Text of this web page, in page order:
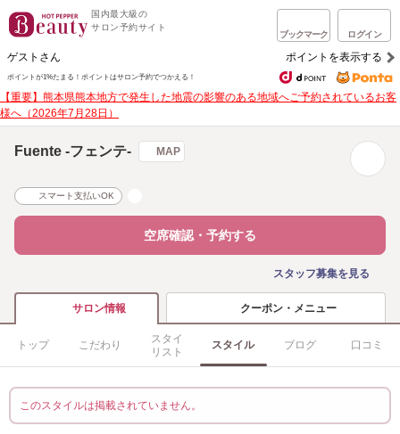
国内最大級の
サロン予約サイト
ブックマーク ログイン
ゲストさん ポイントを表示する
ポイントが1%たまる！ ポイントはサロン予約でつかえる！
【重要】熊本県熊本地方で発生した地震の影響のある地域へご予約されているお客
様へ（2026年7月28日）
Fuente -フェンテ- MAP
スマート支払いOK
空席確認・予約する
スタッフ募集を見る
サロン情報 クーポン・メニュー
トップ こだわり
スタイ
リスト
スタイル ブログ 口コミ
このスタイルは掲載されていません。